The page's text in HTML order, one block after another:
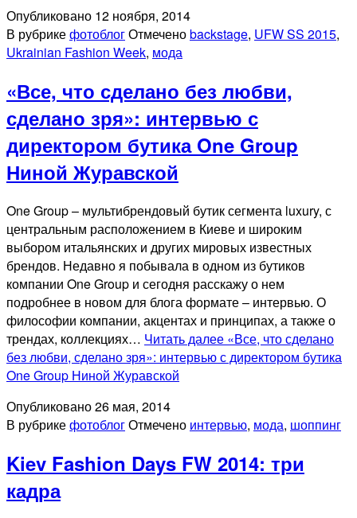
Опубликовано 12 ноября, 2014
В рубрикефотоблогОтмеченоbackstage, UFW SS 2015,
Ukrainian Fashion Week, мода
«Все, что сделано без любви,
сделано зря»: интервью с
директором бутика One Group
Ниной Журавской
One Group – мультибрендовый бутик сегмента luxury, с
центральным расположением в Киеве и широким
выбором итальянских и других мировых известных
брендов. Недавно я побывала в одном из бутиков
компании One Group и сегодня расскажу о нем
подробнее в новом для блога формате – интервью. О
философии компании, акцентах и принципах, а также о
трендах, коллекциях… Читать далее «Все, что сделано
без любви, сделано зря»: интервью с директором бутика
One Group Ниной Журавской
Опубликовано26 мая, 2014
В рубрикефотоблогОтмечено интервью, мода, шоппинг
Kiev Fashion Days FW 2014: три
кадра